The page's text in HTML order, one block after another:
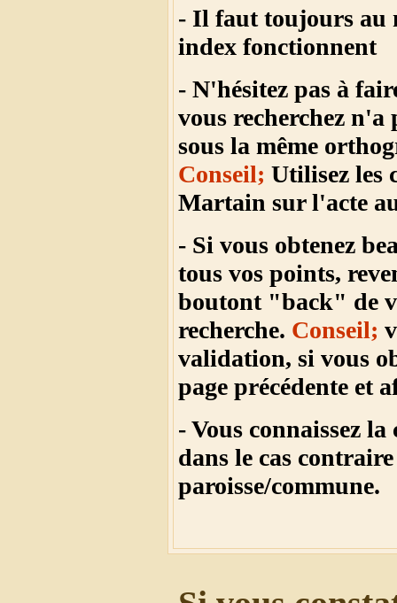
- Il faut toujours au
index fonctionnent
- N'hésitez pas à
vous recherchez n'a
sous la même
Conseil; Utilisez les
Martain sur l'acte
- Si vous obtenez
tous vos points,
boutont "back" de
recherche. Conseil;
validation, si vous
page précédente et
- Vous connaissez
dans le cas
paroisse/commune.